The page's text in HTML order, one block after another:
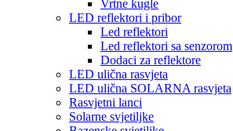
Vrtne kugle
LED reflektori i pribor
Led reflektori
Led reflektori sa senzorom
Dodaci za reflektore
LED ulična rasvjeta
LED ulična SOLARNA rasvjeta
Rasvjetni lanci
Solarne svjetiljke